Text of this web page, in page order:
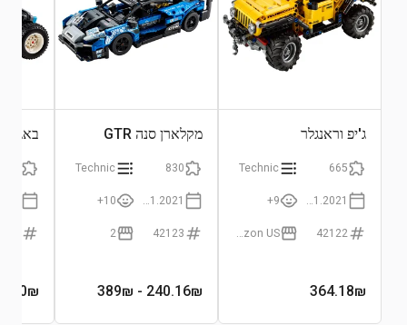
ג'יפ וראנגלר
665
Technic
9+
42122
364.18₪
מקלארן סנה GTR
830
Technic
10+
42123
2
240.16₪
- 389₪
באגי
680₪